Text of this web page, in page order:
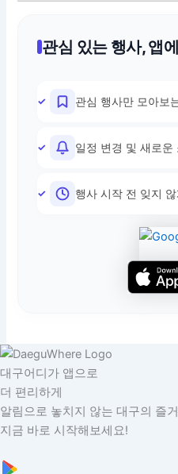
관심 있는 행사, 앱
관심 행사만 모아보
일정 변경 및 새로운
행사 시작 전 잊지
대구어디가 앱으로
더 편리하게
알림으로 놓치지 않는 대구의 즐
지금 바로 시작해보세요!